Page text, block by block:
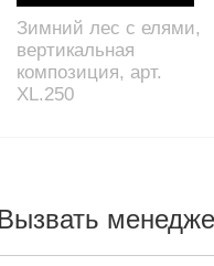
Зимний лес с елями,
вертикальная
композиция, арт.
XL.250
Вызвать